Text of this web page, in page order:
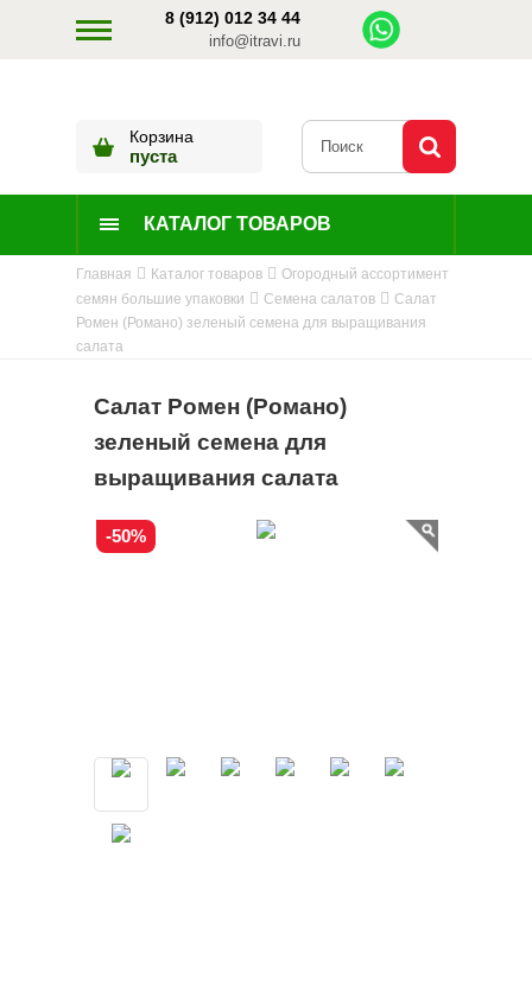
8 (912) 012 34 44
info@itravi.ru
Корзина
пуста
КАТАЛОГ ТОВАРОВ
Главная Каталог товаров
Огородный ассортимент
семян большие упаковки
Семена салатов
Салат
Ромен (Романо) зеленый семена для выращивания
салата
Салат Ромен (Романо)
зеленый семена для
выращивания салата
-50%